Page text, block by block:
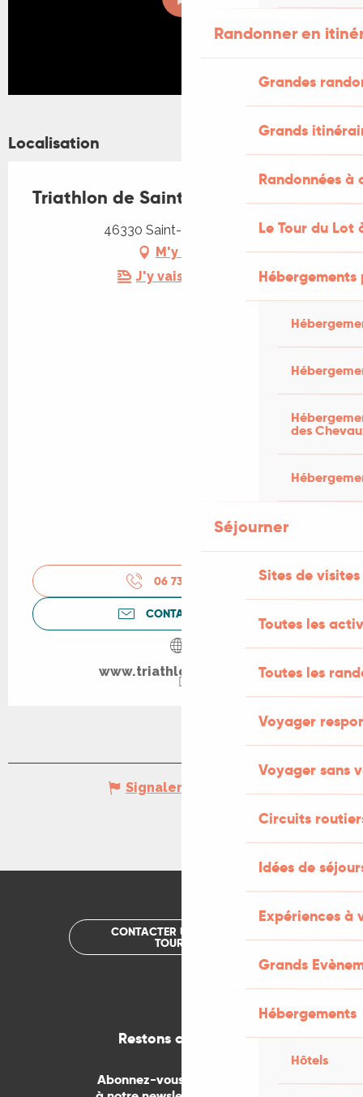
Randonner en
Grandes
Grands
Randonnées
Le Tour du Lot
des
Séjourner
Sites de visites
Toutes les
Toutes les
Voyager
Voyager sans
Circuits
Idées de
Expériences à
Grands
Hébergements
Hôtels
Localisation
Triathlon de Saint-Cirq Lapopie
46330 Saint-Cirq-Lapopie
M'y rendre
J'y vais en train !
06 73 48 69
CONTACTEZ-NOUS
www.triathlondulot.com
Signaler une erreur
CONTACTER UN OFFICE DE
TOURISME
Restons connectés
Abonnez-vous gratuitement